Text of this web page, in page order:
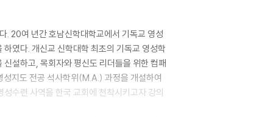
. 20여 년간 호남신학대학교에서 기독교 영성
였다. 개신교 신학대학 최초의 기독교 영성학
설하고, 목회자와 평신도 리더들을 위한 컴패
지도 전공 석사학위(M.A.) 과정을 개설하여
수련 사역을 한국 교회에 천착시키고자 강의